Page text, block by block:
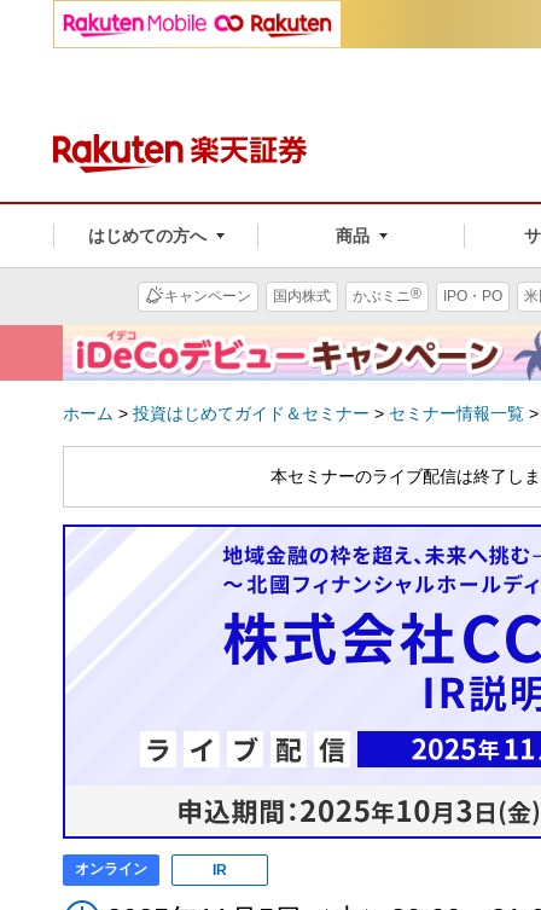
はじめての方へ 商品
キャンペーン 国内株式 かぶミニ® IPO・PO
ホーム > 投資はじめてガイド＆セミナー > セミナー情報一覧
本セミナーのライブ配信は終了し
オンライン IR